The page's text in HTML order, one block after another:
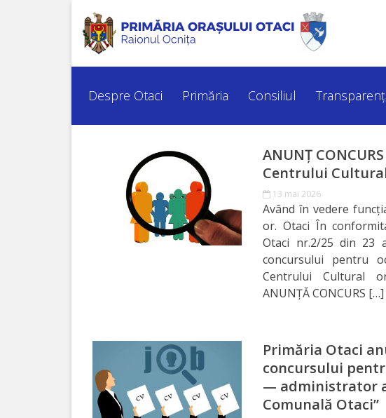
Istoria
Investește
Despre Otaci Primăria Consiliul
ANUNŢ
Centrului
13 mai 2026
Având în vedere
or. Otaci În
Otaci nr.2/25 din 23
concursului pentru
Centrului Cultural
ANUNŢĂ CONCURS […]
Primăria Otaci
concursului
— administrator
Comunală Otaci”